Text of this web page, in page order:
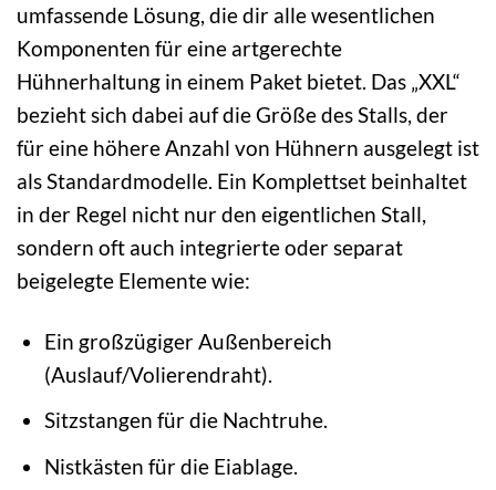
umfassende Lösung, die dir alle wesentlichen
Komponenten für eine artgerechte
Hühnerhaltung in einem Paket bietet. Das „XXL“
bezieht sich dabei auf die Größe des Stalls, der
für eine höhere Anzahl von Hühnern ausgelegt ist
als Standardmodelle. Ein Komplettset beinhaltet
in der Regel nicht nur den eigentlichen Stall,
sondern oft auch integrierte oder separat
beigelegte Elemente wie:
Ein großzügiger Außenbereich
(Auslauf/Volierendraht).
Sitzstangen für die Nachtruhe.
Nistkästen für die Eiablage.